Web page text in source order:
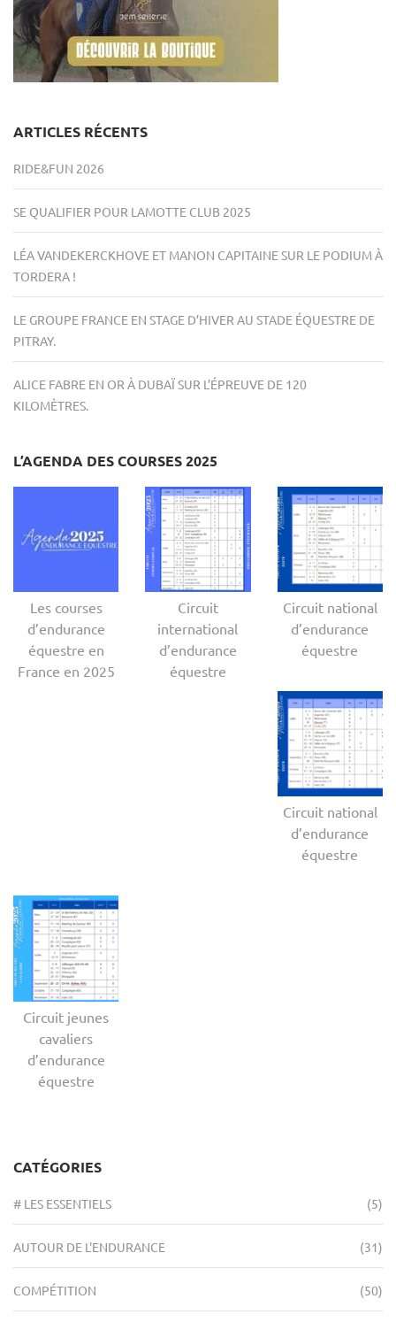
ARTICLES RÉCENTS
RIDE&FUN 2026
SE QUALIFIER POUR LAMOTTE CLUB 2025
LÉA VANDEKERCKHOVE ET MANON CAPITAINE SUR LE PODIUM À
TORDERA !
LE GROUPE FRANCE EN STAGE D’HIVER AU STADE ÉQUESTRE DE
PITRAY.
ALICE FABRE EN OR À DUBAÏ SUR L’ÉPREUVE DE 120
KILOMÈTRES.
L’AGENDA DES COURSES 2025
Les courses
d’endurance
équestre en
France en 2025
Circuit
international
d’endurance
équestre
Circuit national
d’endurance
équestre
Circuit national
d’endurance
équestre
Circuit jeunes
cavaliers
d’endurance
équestre
CATÉGORIES
# LES ESSENTIELS (5)
AUTOUR DE L'ENDURANCE (31)
COMPÉTITION (50)